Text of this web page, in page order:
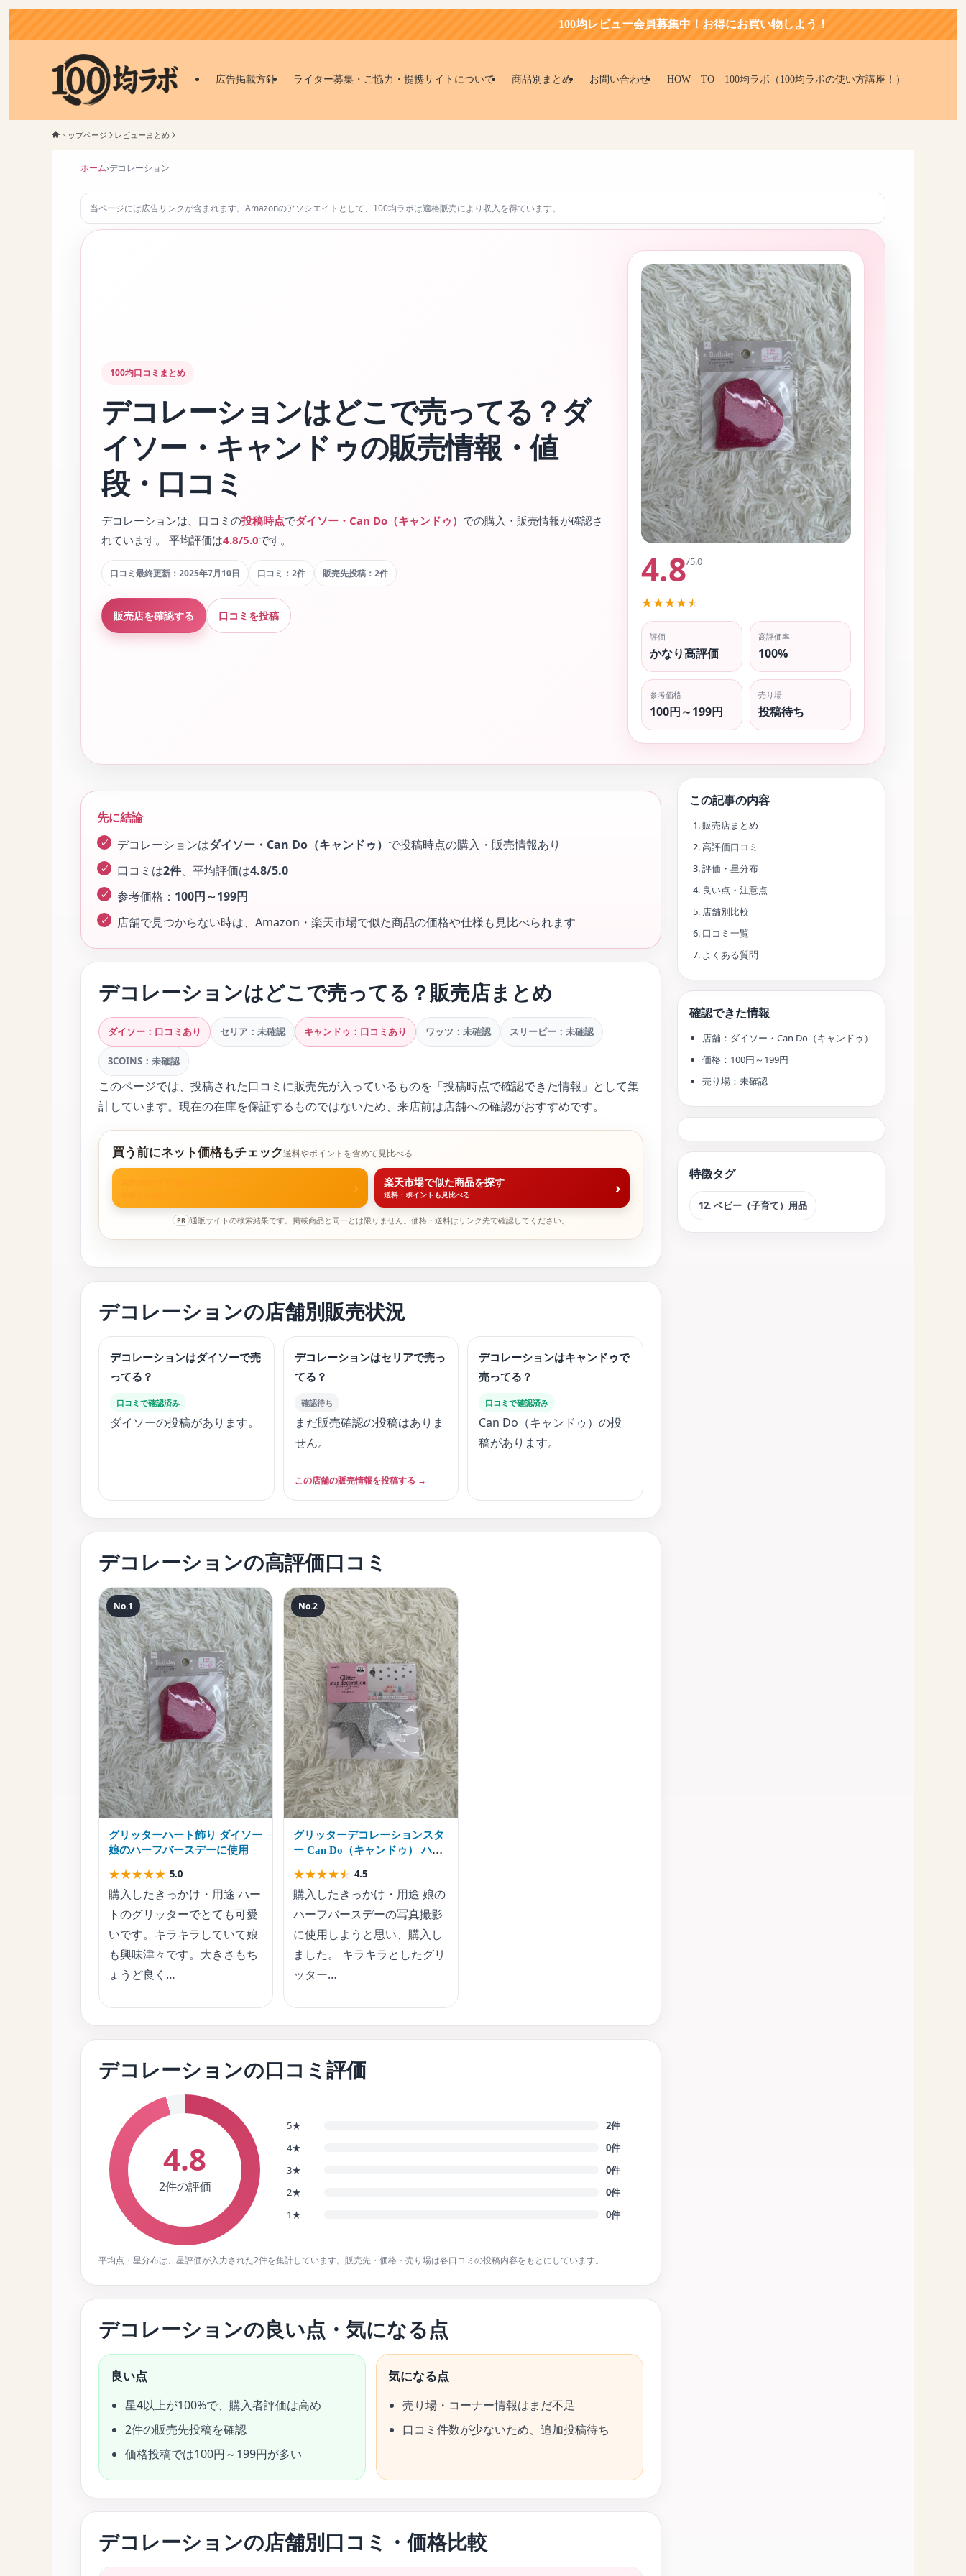
100均レビュー会員募集中！お得にお買い物しよう！
広告掲載方針 ライター募集・ご協力・提携サイトについて 商品別まとめ お問い合わせ HOW TO 100均ラボ（100均ラボの使い方講座！）
トップページ レビューまとめ
ホーム›デコレーション
当ページには広告リンクが含まれます。Amazonのアソシエイトとして、100均ラボは適格販売により収入を得ています。
100均口コミまとめ
デコレーションはどこで売ってる？ダ
イソー・キャンドゥの販売情報・値
段・口コミ
デコレーションは、口コミの投稿時点でダイソー・Can Do（キャンドゥ） での購入・販売情報が確認さ
れています。 平均評価は4.8/5.0です。
口コミ最終更新：2025年7月10日 口コミ：2件 販売先投稿：2件
販売店を確認する 口コミを投稿
4.8/5.0
★★★★★
評価
かなり高評価
高評価率
100%
参考価格
100円～199円
売り場
投稿待ち
先に結論
デコレーションはダイソー・Can Do（キャンドゥ） で投稿時点の購入・販売情報あり
口コミは2件、平均評価は4.8/5.0
参考価格： 100円～199円
店舗で見つからない時は、Amazon・楽天市場で似た商品の価格や仕様も見比べられます
デコレーションはどこで売ってる？販売店まとめ
ダイソー：口コミあり セリア：未確認 キャンドゥ：口コミあり ワッツ：未確認 スリーピー：未確認
3COINS：未確認
このページでは、投稿された口コミに販売先が入っているものを「投稿時点で確認できた情報」として集
計しています。現在の在庫を保証するものではないため、来店前は店舗への確認がおすすめです。
買う前にネット価格もチェック送料やポイントを含めて見比べる
› 楽天市場で似た商品を探す
送料・ポイントも見比べる ›
PR 通販サイトの検索結果です。掲載商品と同一とは限りません。価格・送料はリンク先で確認してください。
デコレーションの店舗別販売状況
デコレーションはダイソーで売
ってる？
口コミで確認済み
ダイソーの投稿があります。
デコレーションはセリアで売っ
てる？
確認待ち
まだ販売確認の投稿はありま
せん。
この店舗の販売情報を投稿する →
デコレーションはキャンドゥで
売ってる？
口コミで確認済み
Can Do（キャンドゥ）の投
稿があります。
デコレーションの高評価口コミ
No.1
グリッターハート飾り ダイソー
娘のハーフバースデーに使用
★★★★★ 5.0
購入したきっかけ・用途 ハー
トのグリッターでとても可愛
いです。キラキラしていて娘
も興味津々です。大きさもち
ょうど良く…
No.2
グリッターデコレーションスタ
ー Can Do（キャンドゥ） ハー
★★★★★ 4.5
購入したきっかけ・用途 娘の
ハーフバースデーの写真撮影
に使用しようと思い、購入し
ました。 キラキラとしたグリ
ッター…
デコレーションの口コミ評価
4.8
2件の評価
5★
2件
4★
0件
3★
0件
2★
0件
1★
0件
平均点・星分布は、星評価が入力された2件を集計しています。販売先・価格・売り場は各口コミの投稿内容をもとにしています。
デコレーションの良い点・気になる点
良い点
星4以上が100%で、購入者評価は高め
2件の販売先投稿を確認
価格投稿では100円～199円が多い
気になる点
売り場・コーナー情報はまだ不足
口コミ件数が少ないため、追加投稿待ち
デコレーションの店舗別口コミ・価格比較
この記事の内容
販売店まとめ
高評価口コミ
評価・星分布
良い点・注意点
店舗別比較
口コミ一覧
よくある質問
確認できた情報
店舗：ダイソー・Can Do（キャンドゥ）
価格：100円～199円
売り場：未確認
特徴タグ
12. ベビー（子育て）用品